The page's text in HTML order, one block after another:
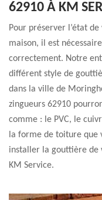
62910 À KM
Pour préserver l’état
maison, il est
correctement. Notre
différent style de
dans la ville de
zingueurs 62910
comme : le PVC, le
la forme de toiture que
installer la gouttière de
KM Service.